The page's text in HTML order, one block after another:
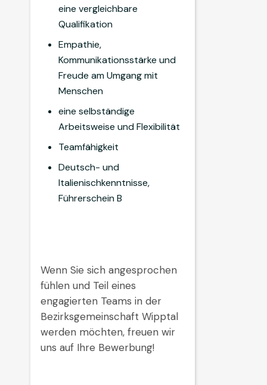
eine vergleichbare
Qualifikation
Empathie,
Kommunikationsstärke und
Freude am Umgang mit
Menschen
eine selbständige
Arbeitsweise und Flexibilität
Teamfähigkeit
Deutsch- und
Italienischkenntnisse,
Führerschein B
Wenn Sie sich angesprochen
fühlen und Teil eines
engagierten Teams in der
Bezirksgemeinschaft Wipptal
werden möchten, freuen wir
uns auf Ihre Bewerbung!